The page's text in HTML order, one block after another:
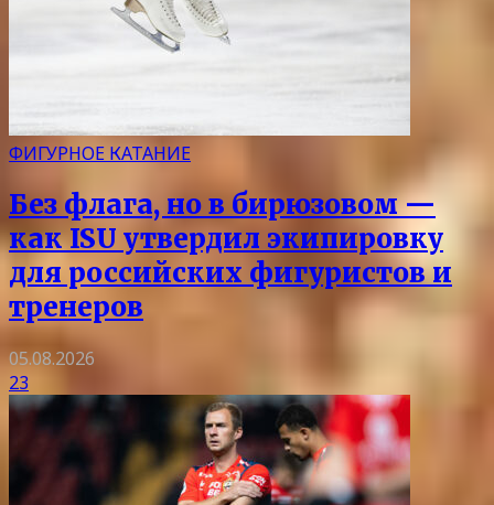
ФИГУРНОЕ КАТАНИЕ
Без флага, но в бирюзовом —
как ISU утвердил экипировку
для российских фигуристов и
тренеров
05.08.2026
23